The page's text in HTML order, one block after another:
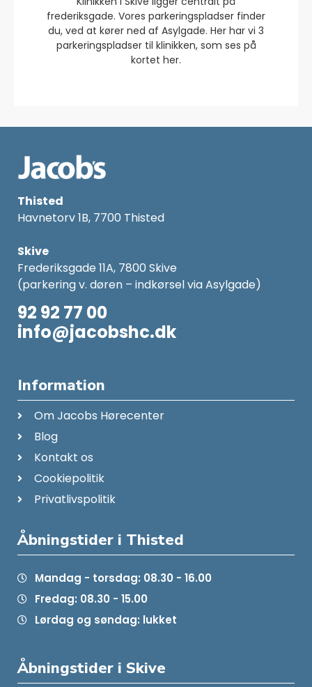
frederiksgade. Vores parkeringspladser finder
du, ved at kører ned af Asylgade. Her har vi 3
parkeringspladser til klinikken, som ses på
kortet her.
Thisted
Havnetorv 1B, 7700 Thisted
Skive
Frederiksgade 11A, 7800 Skive
(parkering v. døren – indkørsel via Asylgade)
92 92 77 00
info@jacobshc.dk
Information
Om Jacobs Hørecenter
Blog
Kontakt os
Cookiepolitik
Privatlivspolitik
Åbningstider i Thisted
Mandag - torsdag: 08.30 - 16.00
Fredag: 08.30 - 15.00
Lørdag og søndag: lukket
Åbningstider i Skive